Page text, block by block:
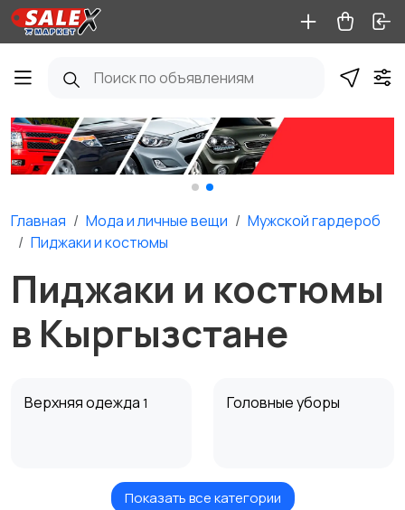
Главная Мода и личные вещи
Мужской гардероб
Пиджаки и костюмы
Пиджаки и костюмы
в Кыргызстане
Верхняя одежда 1 Головные уборы
Показать все категории